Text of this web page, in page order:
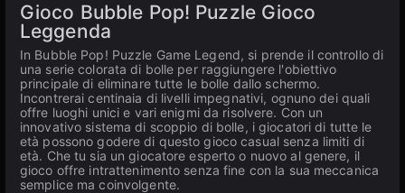
Gioco Bubble Pop! Puzzle Gioco
Leggenda
In Bubble Pop! Puzzle Game Legend, si prende il controllo di
una serie colorata di bolle per raggiungere l'obiettivo
principale di eliminare tutte le bolle dallo schermo.
Incontrerai centinaia di livelli impegnativi, ognuno dei quali
offre luoghi unici e vari enigmi da risolvere. Con un
innovativo sistema di scoppio di bolle, i giocatori di tutte le
età possono godere di questo gioco casual senza limiti di
età. Che tu sia un giocatore esperto o nuovo al genere, il
gioco offre intrattenimento senza fine con la sua meccanica
semplice ma coinvolgente.